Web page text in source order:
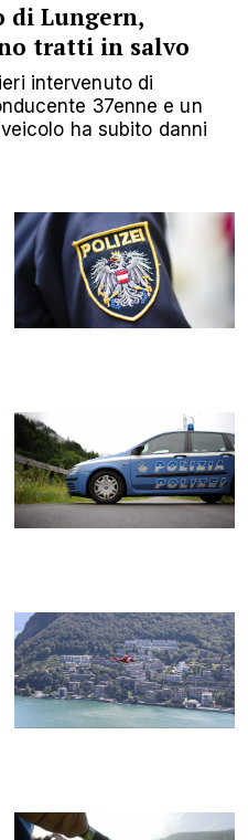
di Lungern,
tratti in salvo
intervenuto di
37enne e un
ha subito danni